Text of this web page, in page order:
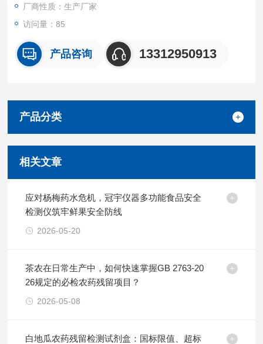
构、食品流通等多场景的食品安全综合检测。
厂商性质：生产厂家
访问量：85
产品咨询 13312950913
产品分类
相关文章
应对杨梅药水危机，冠宇仪器多功能食品安全
检测仪筑牢鲜果安全防线
2026-05-20
茶农在日常生产中，如何快速掌握GB 2763-20
26规定的必检农药残留项目？
2026-05-08
白地瓜农药残留检测试剂盒：国标限值、超标